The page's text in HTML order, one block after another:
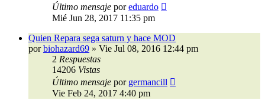
Último mensaje poreduardo
Mié Jun 28, 2017 11:35 pm
Quien Repara sega saturn y hace MOD
porbiohazard69 » Vie Jul 08, 2016 12:44 pm
2 Respuestas
14206 Vistas
Último mensaje por germancill
Vie Feb 24, 2017 4:40 pm